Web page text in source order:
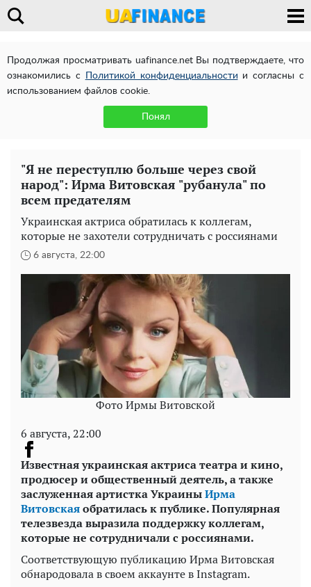
Продолжая просматривать uafinance.net Вы подтверждаете, что
ознакомились с
Политикой конфиденциальности и согласны с
использованием файлов cookie.
Понял
"Я не переступлю больше через свой
народ": Ирма Витовская "рубанула" по
всем предателям
Украинская актриса обратилась к коллегам,
которые не захотели сотрудничать с россиянами
6 августа, 22:00
Фото Ирмы Витовской
6 августа, 22:00
Известная украинская актриса театра и кино,
продюсер и общественный деятель, а также
заслуженная артистка УкраиныИрма
Витовскаяобратилась к публике. Популярная
телезвезда выразила поддержку коллегам,
которые не сотрудничали с россиянами.
Соответствующую публикацию Ирма Витовская
обнародовала в своем аккаунте в Instagram.